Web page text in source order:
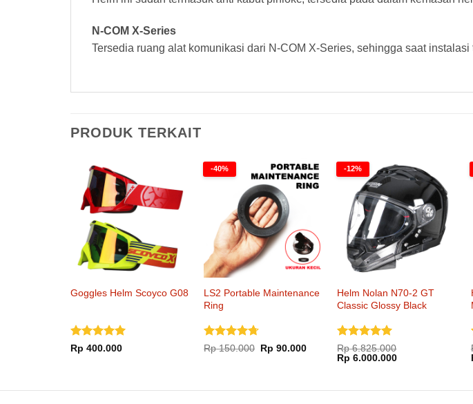
N-COM X-Series
Tersedia ruang alat komunikasi dari N-COM X-Series, sehingga saat instalasi
PRODUK TERKAIT
Goggles Helm Scoyco G08
Dinilai 5
Rp 400.000
-40%
LS2 Portable Maintenance
Ring
Dinilai
Rp150.000 Harga
aslinya
Rp 90.000Harga
-12%
Helm Nolan N70-2 GT
Classic Glossy Black
Dinilai5
dari 5
Rp6.825.000
Harga
aslinya
Rp 6.000.000Harga